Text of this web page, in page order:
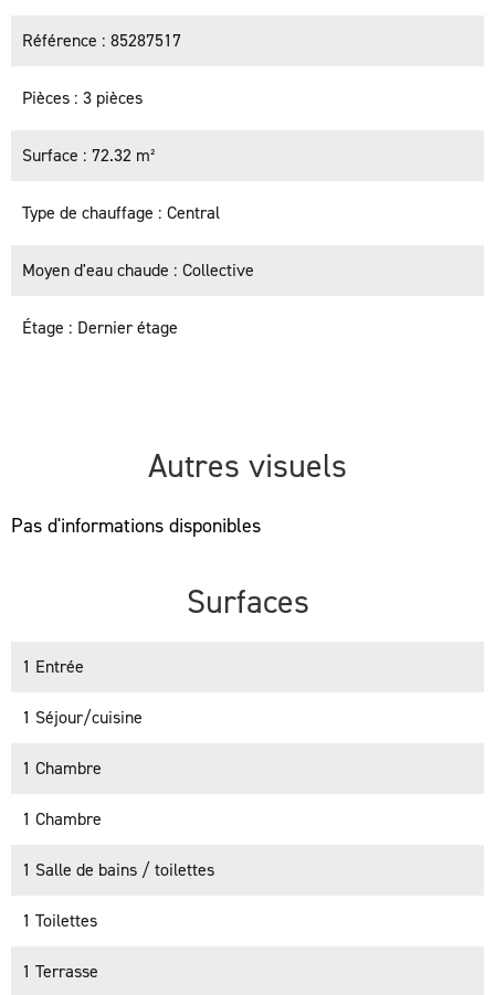
Référence 85287517
Pièces 3 pièces
Surface 72.32 m²
Type de chauffage Central
Moyen d'eau chaude Collective
Étage Dernier étage
Autres visuels
Pas d'informations disponibles
Surfaces
1 Entrée
1 Séjour/cuisine
1 Chambre
1 Chambre
1 Salle de bains / toilettes
1 Toilettes
1 Terrasse